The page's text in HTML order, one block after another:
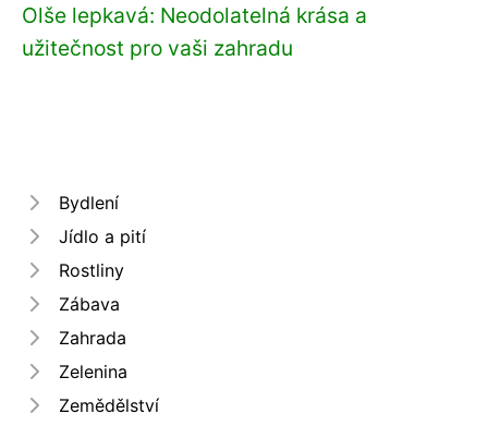
Olše lepkavá: Neodolatelná krása a
užitečnost pro vaši zahradu
Bydlení
Jídlo a pití
Rostliny
Zábava
Zahrada
Zelenina
Zemědělství